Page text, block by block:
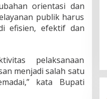
orientasi dan
publik harus
efisien, efektif dan
pelaksanaan
menjadi salah satu
kata Bupati